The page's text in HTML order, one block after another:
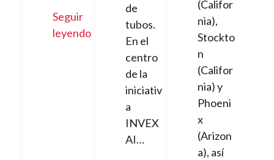
Seguir
leyendo
de
tubos.
En el
centro
de la
iniciativ
a
INVEX
AI…
(Califor
nia),
Stockto
n
(Califor
nia) y
Phoeni
x
(Arizon
a), así